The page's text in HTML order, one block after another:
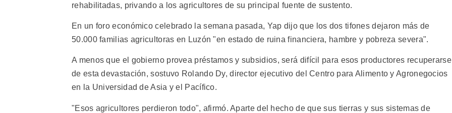
rehabilitadas, privando a los agricultores de su principal fuente de sustento.
En un foro económico celebrado la semana pasada, Yap dijo que los dos tifones dejaron más de
50.000 familias agricultoras en Luzón "en estado de ruina financiera, hambre y pobreza severa".
A menos que el gobierno provea préstamos y subsidios, será difícil para esos productores recuperarse
de esta devastación, sostuvo Rolando Dy, director ejecutivo del Centro para Alimento y Agronegocios
en la Universidad de Asia y el Pacífico.
"Esos agricultores perdieron todo", afirmó. Aparte del hecho de que sus tierras y sus sistemas de